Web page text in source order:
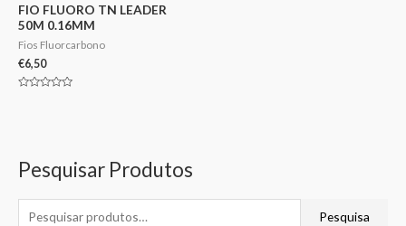
Pesquisar Produtos
Pesquisa
FIO FLUORO TN LEADER
50M 0.16MM
Fios Fluorcarbono
€6,50